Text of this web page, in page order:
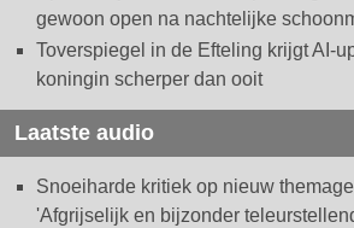
gewoon open na nachtelijke
Toverspiegel in de Efteling krijgt AI-
koningin scherper dan ooit
Laatste audio
Snoeiharde kritiek op nieuw
'Afgrijselijk en bijzonder